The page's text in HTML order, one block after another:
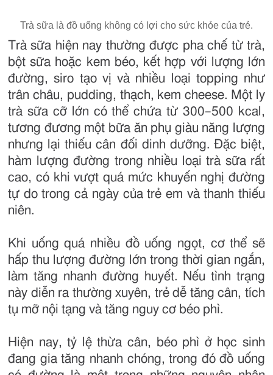
Trà sữa là đồ uống không có lợi cho sức khỏe của trẻ.
Trà sữa hiện nay thường được pha chế từ trà,
bột sữa hoặc kem béo, kết hợp với lượng lớn
đường, siro tạo vị và nhiều loại topping như
trân châu, pudding, thạch, kem cheese. Một ly
trà sữa cỡ lớn có thể chứa từ 300–500 kcal,
tương đương một bữa ăn phụ giàu năng lượng
nhưng lại thiếu cân đối dinh dưỡng. Đặc biệt,
hàm lượng đường trong nhiều loại trà sữa rất
cao, có khi vượt quá mức khuyến nghị đường
tự do trong cả ngày của trẻ em và thanh thiếu
niên.
Khi uống quá nhiều đồ uống ngọt, cơ thể sẽ
hấp thu lượng đường lớn trong thời gian ngắn,
làm tăng nhanh đường huyết. Nếu tình trạng
này diễn ra thường xuyên, trẻ dễ tăng cân, tích
tụ mỡ nội tạng và tăng nguy cơ béo phì.
Hiện nay, tỷ lệ thừa cân, béo phì ở học sinh
đang gia tăng nhanh chóng, trong đó đồ uống